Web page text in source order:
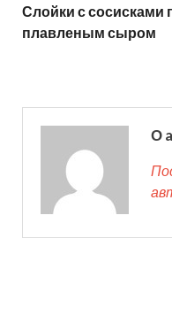
Слойки с сосисками
плавленым сыром
О